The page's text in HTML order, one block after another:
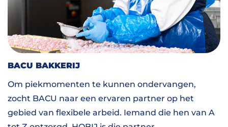
BACU BAKKERIJ
Om piekmomenten te kunnen ondervangen,
zocht BACU naar een ervaren partner op het
gebied van flexibele arbeid. Iemand die hen van A